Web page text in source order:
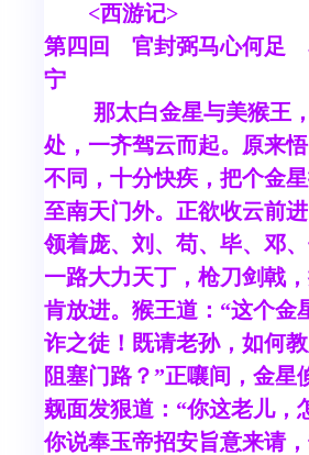
<西游记>
第四回 官封弼马心何足
宁
那太白金星与美猴王，
处，一齐驾云而起。原来
不同，十分快疾，把个金
至南天门外。正欲收云前
领着庞、刘、苟、毕、邓、
一路大力天丁，枪刀剑戟
肯放进。猴王道：“这个金
诈之徒！既请老孙，如何教
阻塞门路？”正嚷间，金星
觌面发狠道：“你这老儿，
你说奉玉帝招安旨意来请